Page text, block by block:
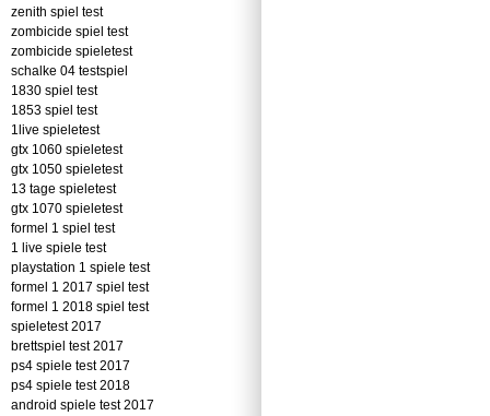
zenith spiel test
zombicide spiel test
zombicide spieletest
schalke 04 testspiel
1830 spiel test
1853 spiel test
1live spieletest
gtx 1060 spieletest
gtx 1050 spieletest
13 tage spieletest
gtx 1070 spieletest
formel 1 spiel test
1 live spiele test
playstation 1 spiele test
formel 1 2017 spiel test
formel 1 2018 spiel test
spieletest 2017
brettspiel test 2017
ps4 spiele test 2017
ps4 spiele test 2018
android spiele test 2017